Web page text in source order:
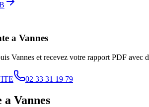
a Vannes
Vannes et recevez votre rapport PDF avec
02 33 31 19 79
a Vannes